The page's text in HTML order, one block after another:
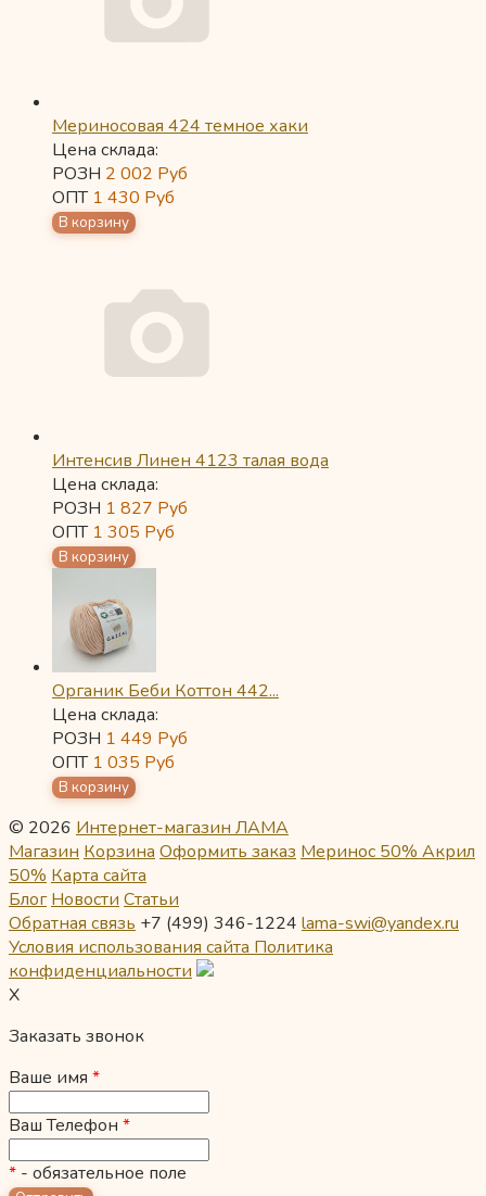
Мериносовая 424 темное хаки
Цена склада:
РОЗН 2 002 Руб
ОПТ 1 430 Руб
Интенсив Линен 4123 талая вода
Цена склада:
РОЗН 1 827 Руб
ОПТ 1 305 Руб
Органик Беби Коттон 442...
Цена склада:
РОЗН 1 449 Руб
ОПТ 1 035 Руб
© 2026 Интернет-магазин ЛАМА
Магазин Корзина Оформить заказ Меринос 50% Акрил
50% Карта сайта
Блог Новости Статьи
Обратная связь +7 (499) 346-1224 lama-swi@yandex.ru
Условия использования сайта Политика
конфиденциальности
X
Заказать звонок
Ваше имя *
Ваш Телефон *
* - обязательное поле